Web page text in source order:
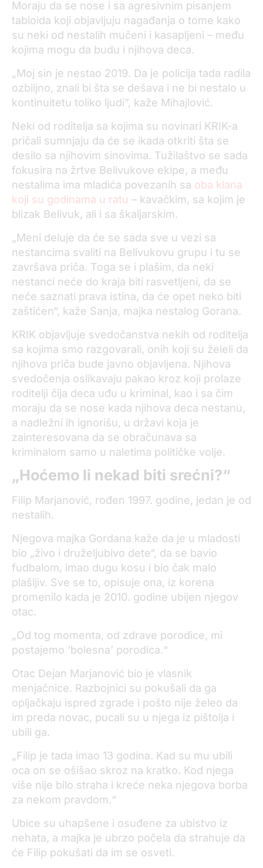
Moraju da se nose i sa agresivnim pisanjem
tabloida koji objavljuju nagađanja o tome kako
su neki od nestalih mučeni i kasapljeni – među
kojima mogu da budu i njihova deca.
„Moj sin je nestao 2019. Da je policija tada radila
ozbiljno, znali bi šta se dešava i ne bi nestalo u
kontinuitetu toliko ljudi”, kaže Mihajlović.
Neki od roditelja sa kojima su novinari KRIK-a
pričali sumnjaju da će se ikada otkriti šta se
desilo sa njihovim sinovima. Tužilaštvo se sada
fokusira na žrtve Belivukove ekipe, a među
nestalima ima mladića povezanih sa oba klana
koji su godinama u ratu – kavačkim, sa kojim je
blizak Belivuk, ali i sa škaljarskim.
„Meni deluje da će se sada sve u vezi sa
nestancima svaliti na Belivukovu grupu i tu se
završava priča. Toga se i plašim, da neki
nestanci neće do kraja biti rasvetljeni, da se
neće saznati prava istina, da će opet neko biti
zaštićen“, kaže Sanja, majka nestalog Gorana.
KRIK objavljuje svedočanstva nekih od roditelja
sa kojima smo razgovarali, onih koji su želeli da
njihova priča bude javno objavljena. Njihova
svedočenja oslikavaju pakao kroz koji prolaze
roditelji čija deca uđu u kriminal, kao i sa čim
moraju da se nose kada njihova deca nestanu,
a nadležni ih ignorišu, u državi koja je
zainteresovana da se obračunava sa
kriminalom samo u naletima političke volje.
„Hoćemo li nekad biti srećni?“
Filip Marjanović, rođen 1997. godine, jedan je od
nestalih.
Njegova majka Gordana kaže da je u mladosti
bio „živo i druželjubivo dete“, da se bavio
fudbalom, imao dugu kosu i bio čak malo
plašljiv. Sve se to, opisuje ona, iz korena
promenilo kada je 2010. godine ubijen njegov
otac.
„Od tog momenta, od zdrave porodice, mi
postajemo ‘bolesna’ porodica.“
Otac Dejan Marjanović bio je vlasnik
menjačnice. Razbojnici su pokušali da ga
opljačkaju ispred zgrade i pošto nije želeo da
im preda novac, pucali su u njega iz pištolja i
ubili ga.
„Filip je tada imao 13 godina. Kad su mu ubili
oca on se ošišao skroz na kratko. Kod njega
više nije bilo straha i kreće neka njegova borba
za nekom pravdom.“
Ubice su uhapšene i osuđene za ubistvo iz
nehata, a majka je ubrzo počela da strahuje da
će Filip pokušati da im se osveti.